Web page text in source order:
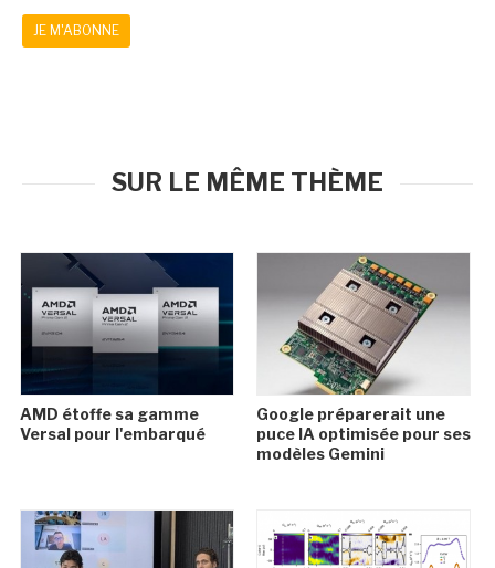
JE M'ABONNE
SUR LE MÊME THÈME
AMD étoffe sa gamme
Versal pour l'embarqué
Google préparerait une
puce IA optimisée pour ses
modèles Gemini